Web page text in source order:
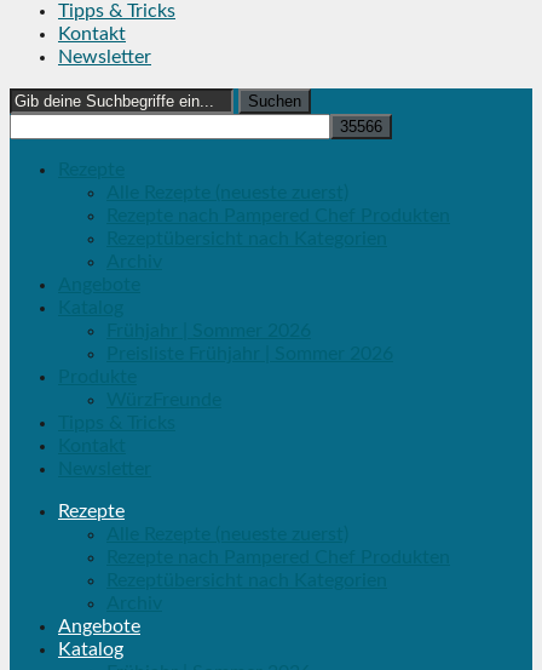
Tipps & Tricks
Kontakt
Newsletter
Search
for:
Rezepte
Angebote
Katalog